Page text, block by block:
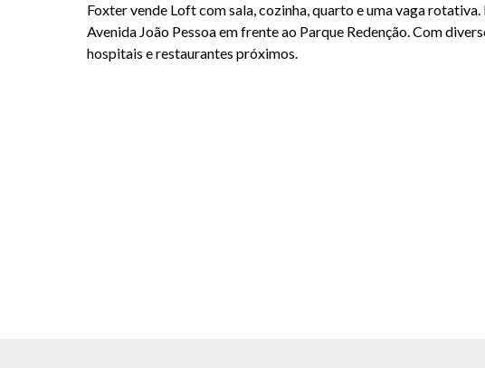
Foxter vende Loft com sala, cozinha, quarto e uma vaga
Avenida João Pessoa em frente ao Parque Redenção. Com
hospitais e restaurantes próximos.